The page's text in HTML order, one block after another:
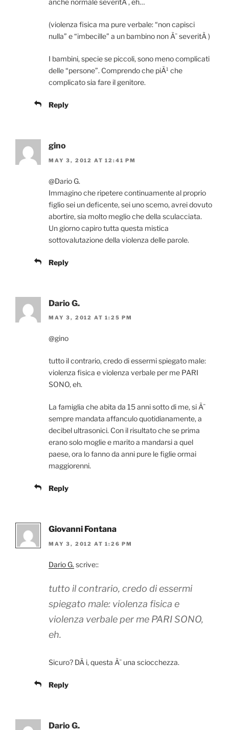
anche normale severitÃ , eh…
(violenza fisica ma pure verbale: “non capisci
nulla” e “imbecille” a un bambino non Ã¨ severitÃ )
I bambini, specie se piccoli, sono meno complicati
delle “persone”. Comprendo che piÃ¹ che
complicato sia fare il genitore.
Reply
gino
MAY 3, 2012 AT 12:41 PM
@Dario G.
Immagino che ripetere continuamente al proprio
figlio sei un deficente, sei uno scemo, avrei dovuto
abortire, sia molto meglio che della sculacciata.
Un giorno capiro tutta questa mistica
sottovalutazione della violenza delle parole.
Reply
Dario G.
MAY 3, 2012 AT 1:25 PM
@gino
tutto il contrario, credo di essermi spiegato male:
violenza fisica e violenza verbale per me PARI
SONO, eh.
La famiglia che abita da 15 anni sotto di me, si Ã¨
sempre mandata affanculo quotidianamente, a
decibel ultrasonici. Con il risultato che se prima
erano solo moglie e marito a mandarsi a quel
paese, ora lo fanno da anni pure le figlie ormai
maggiorenni.
Reply
Giovanni Fontana
MAY 3, 2012 AT 1:26 PM
Dario G. scrive::
tutto il contrario, credo di essermi
spiegato male: violenza fisica e
violenza verbale per me PARI SONO,
eh.
Sicuro? DÃ i, questa Ã¨ una sciocchezza.
Reply
Dario G.